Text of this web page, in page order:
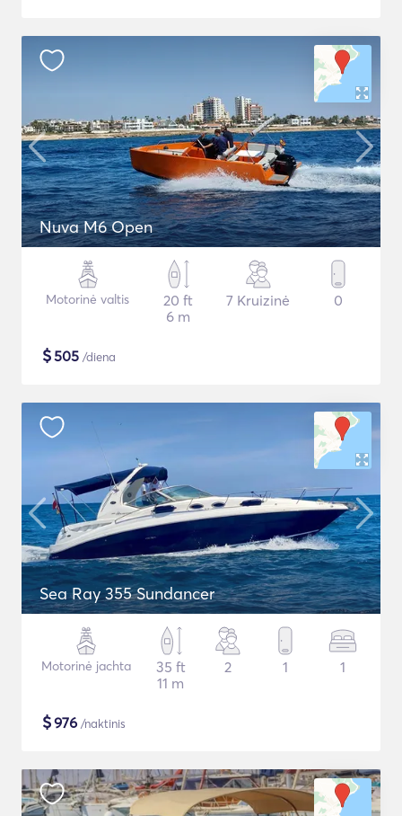
Nuva M6 Open
Motorinė valtis
20 ft
6 m
7 Kruizinė 0
$505 /diena
Sea Ray 355 Sundancer
Motorinė jachta
35 ft
11 m
2 1 1
$976 /naktinis